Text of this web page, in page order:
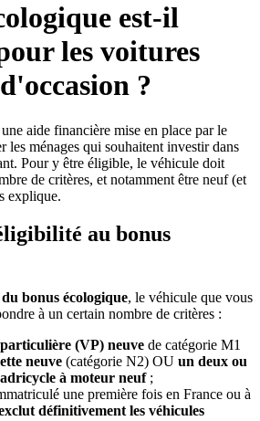
est-il
les voitures
?
aide financière mise en place par le
les ménages qui souhaitent investir dans
Pour y être éligible, le véhicule doit
de critères, et notamment être neuf (et
explique.
au bonus
bonus écologique, le véhicule que vous
à un certain nombre de critères :
(VP) neuve de catégorie M1
neuve (catégorie N2) OU un deux ou
à moteur neuf;
une première fois en France ou à
définitivement les véhicules